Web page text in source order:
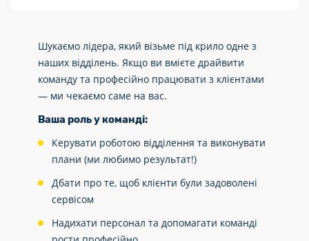
Шукаємо лідера, який візьме під крило одне з
наших відділень. Якщо ви вмієте драйвити
команду та професійно працювати з клієнтами
— ми чекаємо саме на вас.
Ваша роль у команді:
Керувати роботою відділення та виконувати
плани (ми любимо результат!)
Дбати про те, щоб клієнти були задоволені
сервісом
Надихати персонал та допомагати команді